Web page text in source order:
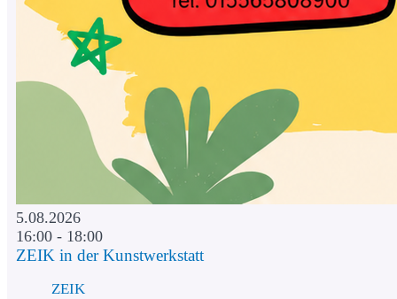
5.08.2026
16:00 - 18:00
ZEIK in der Kunstwerkstatt
ZEIK